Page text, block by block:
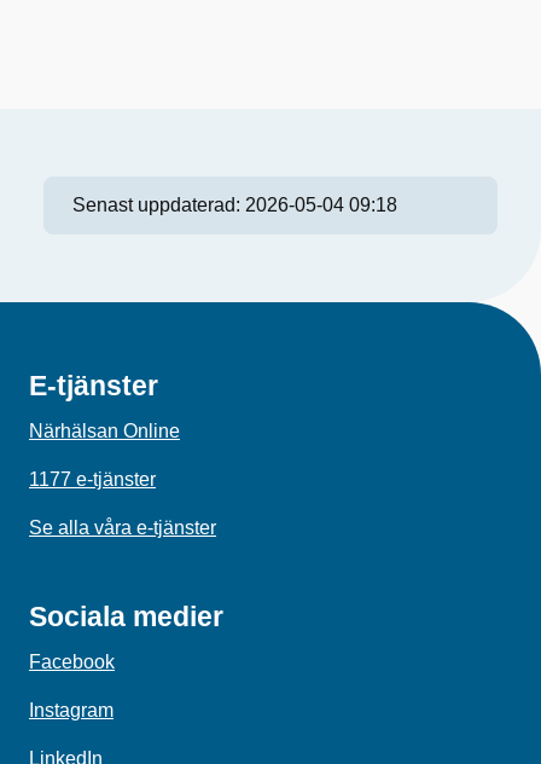
Senast uppdaterad: 2026-05-04 09:18
E-tjänster
Närhälsan Online
1177 e-tjänster
Se alla våra e-tjänster
Sociala medier
Facebook
Instagram
LinkedIn